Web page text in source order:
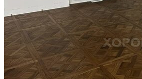
ремонта и восстановления
Читать полностью
02.02.2026
ПОЛЫ, ПОКРЫТЫЕ МАСЛОМ.
НЕБОЛЬШИХ ПОТЕРТОСТЕЙ
Читать полностью
12.01.2026